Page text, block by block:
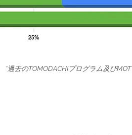
*過去のTOMODACHIプログラム及び